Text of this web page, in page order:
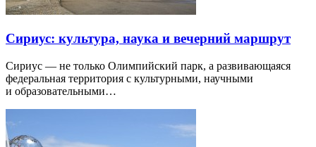
Сириус: культура, наука и вечерний маршрут
Сириус — не только Олимпийский парк, а развивающаяся
федеральная территория с культурными, научными
и образовательными…